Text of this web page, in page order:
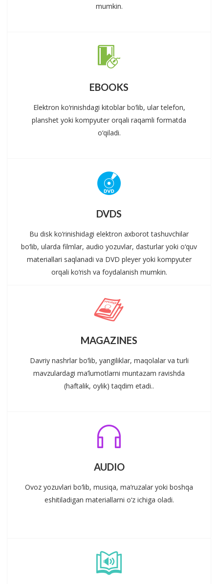
mumkin.
EBOOKS
Elektron ko‘rinishdagi kitoblar bo‘lib, ular telefon,
planshet yoki kompyuter orqali raqamli formatda
o‘qiladi.
DVDS
Bu disk ko‘rinishidagi elektron axborot tashuvchilar
bo‘lib, ularda filmlar, audio yozuvlar, dasturlar yoki o‘quv
materiallari saqlanadi va DVD pleyer yoki kompyuter
orqali ko‘rish va foydalanish mumkin.
MAGAZINES
Davriy nashrlar bo‘lib, yangiliklar, maqolalar va turli
mavzulardagi ma’lumotlarni muntazam ravishda
(haftalik, oylik) taqdim etadi..
AUDIO
Ovoz yozuvlari bo‘lib, musiqa, ma’ruzalar yoki boshqa
eshitiladigan materiallarni o‘z ichiga oladi.